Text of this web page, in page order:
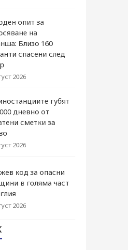
опит за
на
Близо 160
спасени след
2026
губят
дневно от
сметки за
2026
код за опасни
в голяма част
2026